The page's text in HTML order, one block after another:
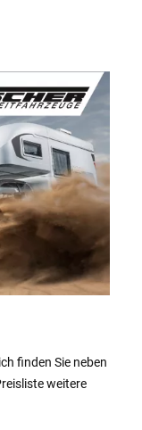
finden Sie neben
weitere